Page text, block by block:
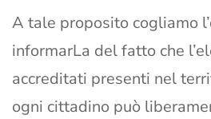
A tale proposito cogliamo
informarLa del fatto che
accreditati presenti nel
ogni cittadino può